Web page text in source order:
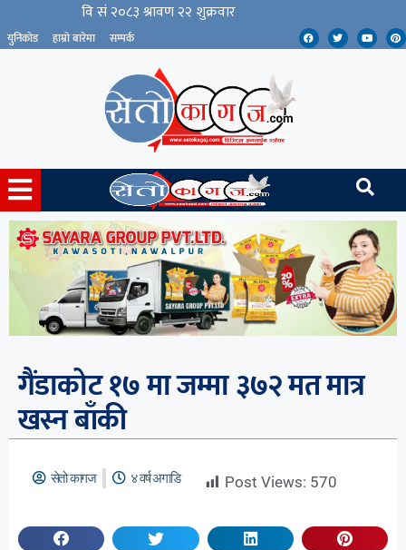
युनिकोड हाम्रो बारेमा सम्पर्क
गैंडाकोट १७ मा जम्मा ३७२ मत मात्र
खस्न बाँकी
सेतो कागज ४ वर्ष अगाडि Post Views: 570